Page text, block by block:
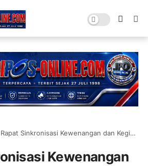
Rapat Sinkronisasi Kewenangan dan Kegiatan Irigasi TA. 2025 di Provinsi Jambi
Kewenangan